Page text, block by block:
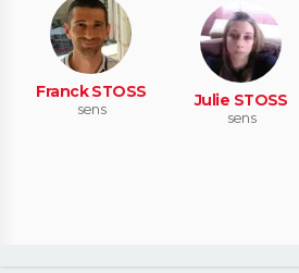
Franck STOSS
sens Julie STOSS
sens